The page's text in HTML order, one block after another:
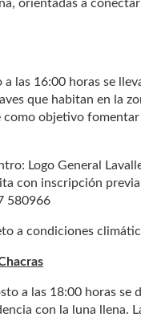
orientadas a
a las 16:00 horas se
que habitan en la
objetivo
Logo General
con inscripción previa
580966
a condiciones
a las 18:00 horas
con la luna llena.